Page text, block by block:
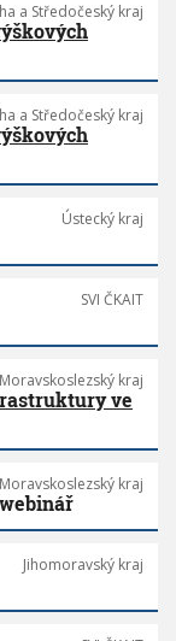
a Středočeský kraj
a Středočeský kraj
Ústecký kraj
SVI ČKAIT
Moravskoslezský kraj
ve
Moravskoslezský kraj
Jihomoravský kraj